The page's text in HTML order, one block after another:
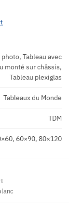
Tableau avec
monté sur châssis,
Tableau plexiglas
Tableaux du Monde
TDM
60×90, 80×120